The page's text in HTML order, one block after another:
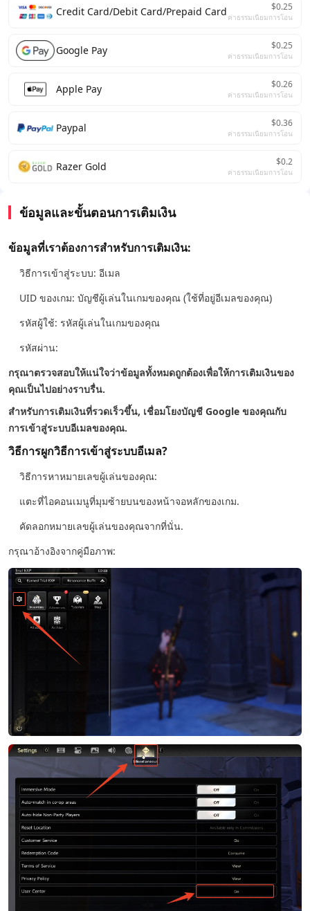
Credit Card/Debit Card/Prepaid Card $0.25
ค่าธรรมเนียมการโอน
Google Pay $0.25
ค่าธรรมเนียมการโอน
Apple Pay $0.26
ค่าธรรมเนียมการโอน
Paypal $0.36
ค่าธรรมเนียมการโอน
Razer Gold $0.2
ค่าธรรมเนียมการโอน
ข้อมูลและขั้นตอนการเติมเงิน
ข้อมูลที่เราต้องการสำหรับการเติมเงิน:
วิธีการเข้าสู่ระบบ: อีเมล
UID ของเกม: บัญชีผู้เล่นในเกมของคุณ (ใช้ที่อยู่อีเมลของคุณ)
รหัสผู้ใช้: รหัสผู้เล่นในเกมของคุณ
รหัสผ่าน:
กรุณาตรวจสอบให้แน่ใจว่าข้อมูลทั้งหมดถูกต้องเพื่อให้การเติมเงินของ
คุณเป็นไปอย่างราบรื่น.
สำหรับการเติมเงินที่รวดเร็วขึ้น, เชื่อมโยงบัญชี Google ของคุณกับ
การเข้าสู่ระบบอีเมลของคุณ.
วิธีการผูกวิธีการเข้าสู่ระบบอีเมล?
วิธีการหาหมายเลขผู้เล่นของคุณ:
แตะที่ไอคอนเมนูที่มุมซ้ายบนของหน้าจอหลักของเกม.
คัดลอกหมายเลขผู้เล่นของคุณจากที่นั่น.
กรุณาอ้างอิงจากคู่มือภาพ: